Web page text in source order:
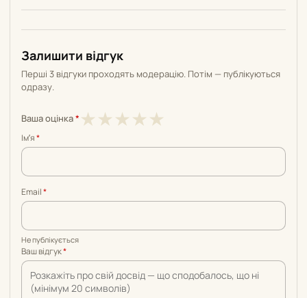
Залишити відгук
Перші 3 відгуки проходять модерацію. Потім — публікуються
одразу.
Ваша оцінка* ★
5
★4
5
★3
5
★2
5
★1
5
Імʼя*
Email*
Не публікується
Ваш відгук*